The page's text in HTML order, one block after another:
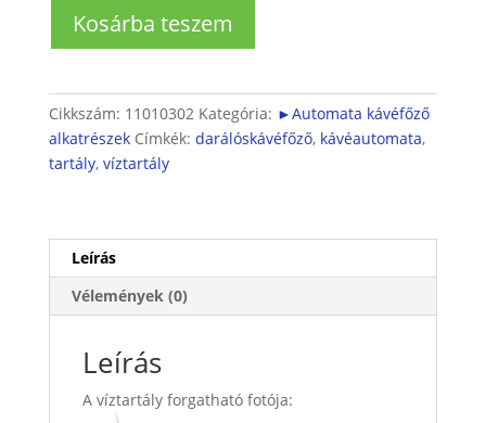
kávéfőző
Kosárba teszem
Cikkszám: 11010302 Kategória: ►Automata kávéfőző
alkatrészek Címkék: darálóskávéfőző, kávéautomata,
tartály, víztartály
Leírás
Vélemények (0)
Leírás
A víztartály forgatható fotója: